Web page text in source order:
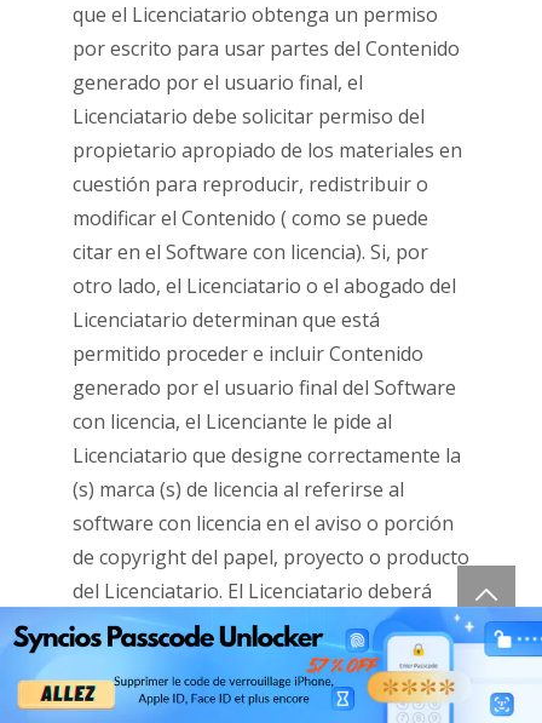
que el Licenciatario obtenga un permiso
por escrito para usar partes del Contenido
generado por el usuario final, el
Licenciatario debe solicitar permiso del
propietario apropiado de los materiales en
cuestión para reproducir, redistribuir o
modificar el Contenido ( como se puede
citar en el Software con licencia). Si, por
otro lado, el Licenciatario o el abogado del
Licenciatario determinan que está
permitido proceder e incluir Contenido
generado por el usuario final del Software
con licencia, el Licenciante le pide al
Licenciatario que designe correctamente la
(s) marca (s) de licencia al referirse al
software con licencia en el aviso o porción
de copyright del papel, proyecto o producto
del Licenciatario. El Licenciatario deberá
indemnizar, eximir de responsabilidad y
defender al Licenciante y a los proveedores
del Licenciante de todos los reclamos,